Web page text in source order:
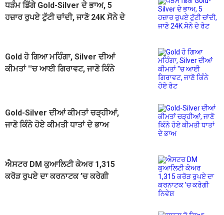
ਧੜੰਮ ਡਿੱਗੇ Gold-Silver ਦੇ ਭਾਅ, 5
ਹਜ਼ਾਰ ਰੁਪਏ ਟੁੱਟੀ ਚਾਂਦੀ, ਜਾਣੋ 24K ਸੋਨੇ ਦੇ
Gold ਹੋ ਗਿਆ ਮਹਿੰਗਾ, Silver ਦੀਆਂ
ਕੀਮਤਾਂ ''ਚ ਆਈ ਗਿਰਾਵਟ, ਜਾਣੋ ਕਿੰਨੇ
Gold-Silver ਦੀਆਂ ਕੀਮਤਾਂ ਚੜ੍ਹੀਆਂ,
ਜਾਣੋ ਕਿੰਨੇ ਹੋਏ ਕੀਮਤੀ ਧਾਤਾਂ ਦੇ ਭਾਅ
ਐਸਟਰ DM ਕੁਆਲਿਟੀ ਕੇਅਰ 1,315
ਕਰੋੜ ਰੁਪਏ ਦਾ ਕਰਨਾਟਕ ’ਚ ਕਰੇਗੀ